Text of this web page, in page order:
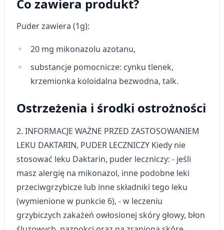
Co zawiera produkt?
Puder zawiera (1g):
20 mg mikonazolu azotanu,
substancje pomocnicze: cynku tlenek,
krzemionka koloidalna bezwodna, talk.
Ostrzeżenia i środki ostrożności
2. INFORMACJE WAŻNE PRZED ZASTOSOWANIEM
LEKU DAKTARIN, PUDER LECZNICZY Kiedy nie
stosować leku Daktarin, puder leczniczy: - jeśli
masz alergię na mikonazol, inne podobne leki
przeciwgrzybicze lub inne składniki tego leku
(wymienione w punkcie 6), - w leczeniu
grzybiczych zakażeń owłosionej skóry głowy, błon
Użycie dokładnych danych
Identyfikowanie urządzeń na podstawie
Niezbędne
Reklama / śledzenie